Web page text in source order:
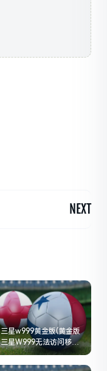
NEXT
三星w999黄金版(黄金版
三星W999无法访问移动
网络)